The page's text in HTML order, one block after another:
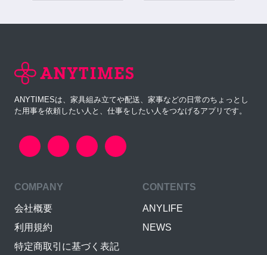
ANYTIMESは、家具組み立てや配送、家事などの日常のちょっとし
た用事を依頼したい人と、仕事をしたい人をつなげるアプリです。
COMPANY
会社概要
利用規約
特定商取引に基づく表記
CONTENTS
ANYLIFE
NEWS